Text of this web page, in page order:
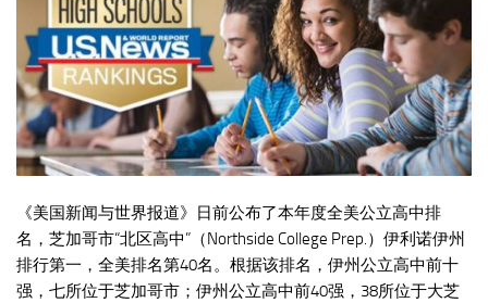
《美国新闻与世界报道》日前公布了本年度全美公立高中排
名，芝加哥市“北区高中”（Northside College Prep.）伊利诺伊州
排行第一，全美排名第40名。根据该排名，伊州公立高中前十
强，七所位于芝加哥市；伊州公立高中前40强，38所位于大芝